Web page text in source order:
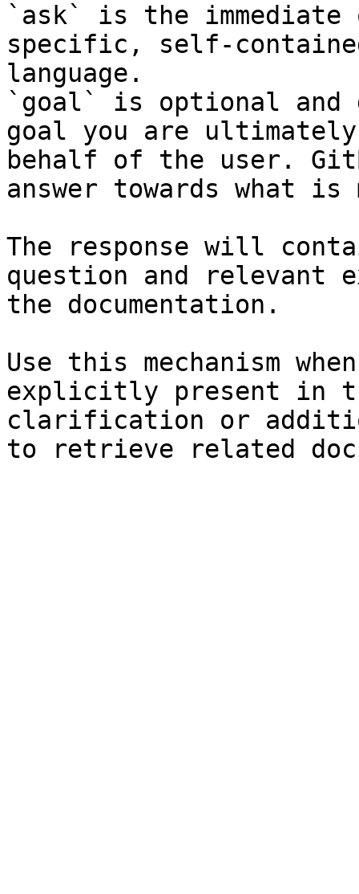
`ask` is the
specific, self-
language.
`goal` is optional and
goal you are
behalf of the user.
answer towards what
The response will
question and relevant
the documentation.
Use this mechanism
explicitly present in
clarification or